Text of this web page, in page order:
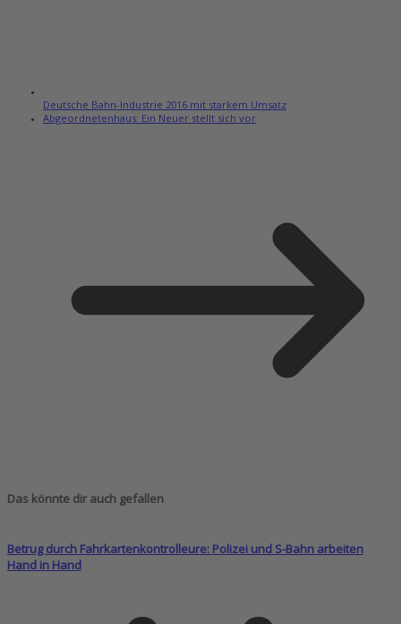
Deutsche Bahn-Industrie 2016 mit starkem Umsatz
Abgeordnetenhaus: Ein Neuer stellt sich vor
Das könnte dir auch gefallen
Betrug durch Fahrkartenkontrolleure: Polizei und S-Bahn arbeiten
Hand in Hand